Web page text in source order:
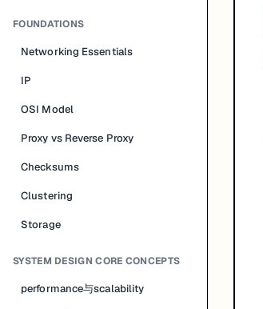
FOUNDATIONS
Networking Essentials
IP
OSI Model
Proxy vs Reverse Proxy
Checksums
Clustering
Storage
SYSTEM DESIGN CORE CONCEPTS
performance与scalability